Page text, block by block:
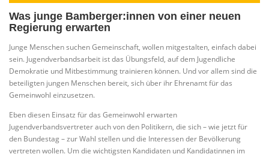
Was junge Bamberger:innen von einer neuen
Regierung erwarten
Junge Menschen suchen Gemeinschaft, wollen mitgestalten, einfach dabei
sein. Jugendverbandsarbeit ist das Übungsfeld, auf dem Jugendliche
Demokratie und Mitbestimmung trainieren können. Und vor allem sind die
beteiligten jungen Menschen bereit, sich über ihr Ehrenamt für das
Gemeinwohl einzusetzen.
Eben diesen Einsatz für das Gemeinwohl erwarten
Jugendverbandsvertreter auch von den Politikern, die sich – wie jetzt für
den Bundestag – zur Wahl stellen und die Interessen der Bevölkerung
vertreten wollen. Um die wichtigsten Kandidaten und Kandidatinnen im